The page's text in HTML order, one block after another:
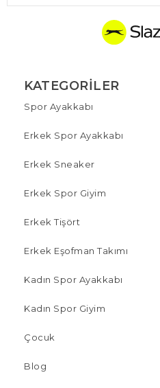
KATEGORILER
Spor Ayakkabı
Erkek Spor Ayakkabı
Erkek Sneaker
Erkek Spor Giyim
Erkek Tişört
Erkek Eşofman Takımı
Kadın Spor Ayakkabı
Kadın Spor Giyim
Çocuk
Blog